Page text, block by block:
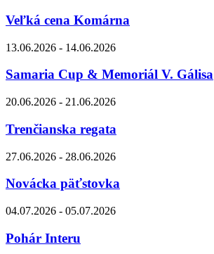
Veľká cena Komárna
13.06.2026 - 14.06.2026
Samaria Cup & Memoriál V. Gálisa
20.06.2026 - 21.06.2026
Trenčianska regata
27.06.2026 - 28.06.2026
Novácka päťstovka
04.07.2026 - 05.07.2026
Pohár Interu